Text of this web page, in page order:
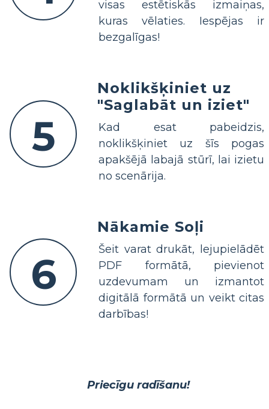
visas estētiskās izmaiņas,
kuras vēlaties. Iespējas ir
bezgalīgas!
5
Noklikšķiniet uz
"Saglabāt un iziet"
Kad esat pabeidzis,
noklikšķiniet uz šīs pogas
apakšējā labajā stūrī, lai izietu
no scenārija.
6
Nākamie Soļi
Šeit varat drukāt, lejupielādēt
PDF formātā, pievienot
uzdevumam un izmantot
digitālā formātā un veikt citas
darbības!
Priecīgu radīšanu!